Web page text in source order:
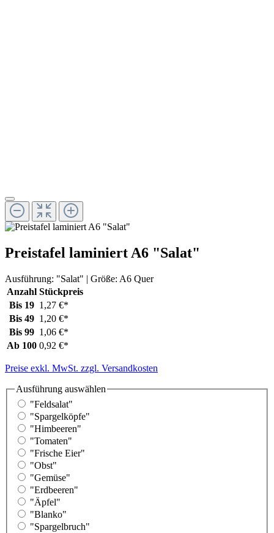
Preistafel laminiert A6 "Salat"
Ausführung: "Salat" | Größe: A6 Quer
Anzahl Stückpreis
Bis 19 1,27 €*
Bis 49 1,20 €*
Bis 99 1,06 €*
Ab 100 0,92 €*
Preise exkl. MwSt. zzgl. Versandkosten
Ausführung auswählen
"Feldsalat"
"Spargelköpfe"
"Himbeeren"
"Tomaten"
"Frische Eier"
"Obst"
"Gemüse"
"Erdbeeren"
"Äpfel"
"Blanko"
"Spargelbruch"